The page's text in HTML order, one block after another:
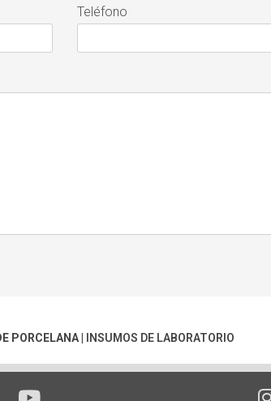
Teléfono
PORCELANA INSUMOS DE LABORATORIO